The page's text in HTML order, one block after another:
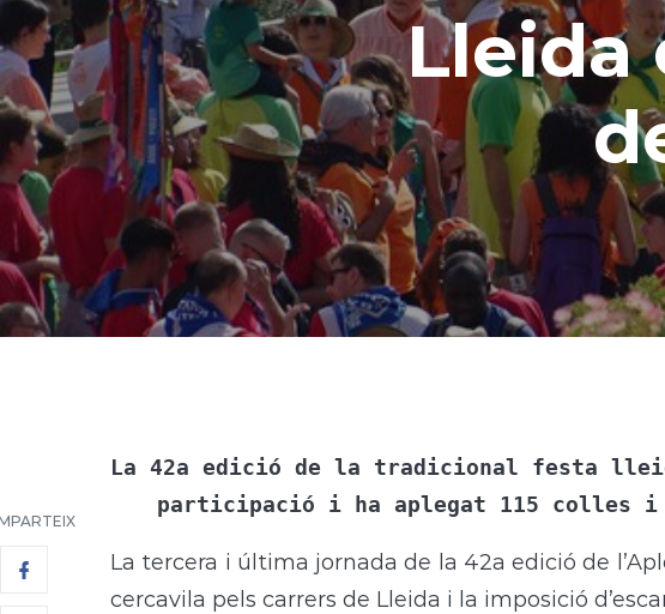
Lleida
La 42a edició de la tradicional festa
participació i ha aplegat 115 colles i
La tercera i última jornada de la 42a edició de
cercavila pels carrers de Lleida i la imposició